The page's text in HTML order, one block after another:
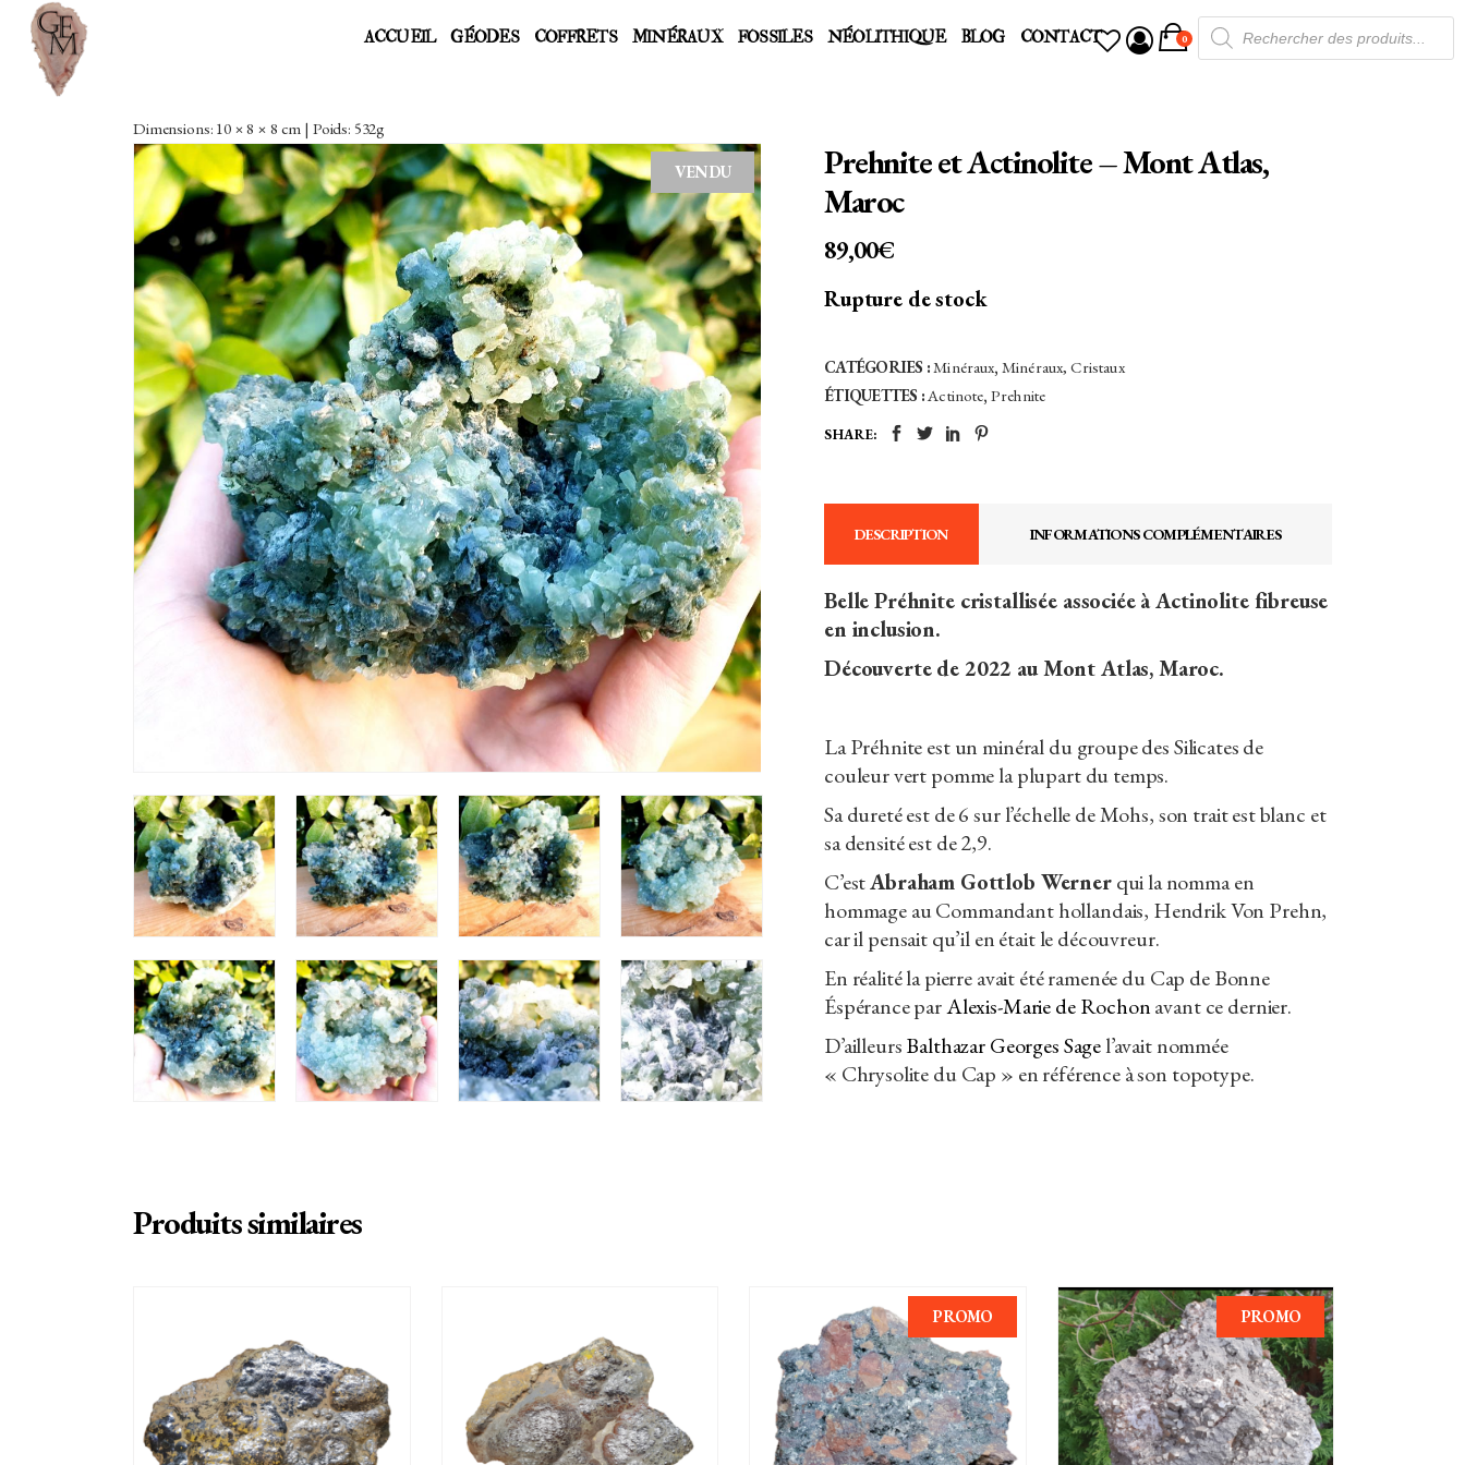
ACCUEIL GÉODES COFFRETS MINÉRAUX FOSSILES NÉOLITHIQUE BLOG CONTACT 0
Recherche
de
produits
Dimensions: 10 × 8 × 8 cm | Poids: 532g
VENDU
Prehnite et Actinolite – Mont Atlas,
Maroc
89,00€
Rupture de stock
CATÉGORIES :Minéraux, Minéraux, Cristaux
ÉTIQUETTES :Actinote, Prehnite
SHARE:
DESCRIPTION INFORMATIONS COMPLÉMENTAIRES
Belle Préhnite cristallisée associée à Actinolite fibreuse
en inclusion.
Découverte de 2022 au Mont Atlas, Maroc.
La Préhnite est un minéral du groupe des Silicates de
couleur vert pomme la plupart du temps.
Sa dureté est de 6 sur l’échelle de Mohs, son trait est blanc et
sa densité est de 2,9.
C’estAbraham Gottlob Wernerqui la nomma en
hommage au Commandant hollandais, Hendrik Von Prehn,
car il pensait qu’il en était le découvreur.
En réalité la pierre avait été ramenée du Cap de Bonne
Éspérance parAlexis-Marie de Rochonavant ce dernier.
D’ailleursBalthazar Georges Sagel’avait nommée
« Chrysolite du Cap » en référence à son topotype.
Produits similaires
AJOUTER AU PANIER AJOUTER AU PANIER
PROMO
AJOUTER AU PANIER
PROMO
AJOUTER AU PANIER